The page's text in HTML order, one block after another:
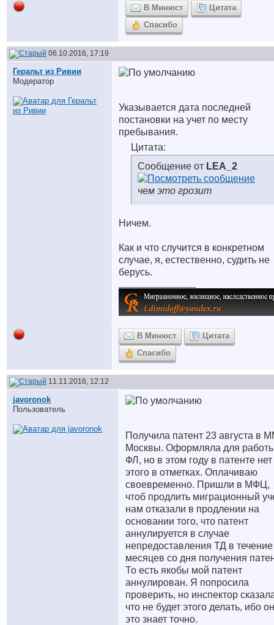
В Минюст
Цитата
Спасибо
06.10.2016, 17:19
Геральт из Ривии
Модератор
Указывается дата последней
постановки на учет по месту
пребывания.
Цитата:
Сообщение от LEA_2
чем это грозит
Ничем.
Как и что случится в конкретном
случае, я, естественно, судить не
берусь.
В Минюст
Цитата
Спасибо
11.11.2016, 12:12
javoronok
Пользователь
Получила патент 23 августа в
Москвы. Оформляла для
ФЛ, но в этом году в патенте нет
этого в отметках. Оплачиваю
своевременно. Пришли в МФЦ,
чтоб продлить миграционный
нам отказали в продлении на
основании того, что патент
аннулируется в случае
непредоставления ТД в
месяцев со дня получения
То есть якобы мой патент
аннулирован. Я попросила
проверить, но инспектор
что не будет этого делать, ибо
это знает точно.